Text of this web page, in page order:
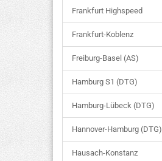
Frankfurt Highspeed
Frankfurt-Koblenz
Freiburg-Basel (AS)
Hamburg S1 (DTG)
Hamburg-Lübeck (DTG)
Hannover-Hamburg (DTG)
Hausach-Konstanz